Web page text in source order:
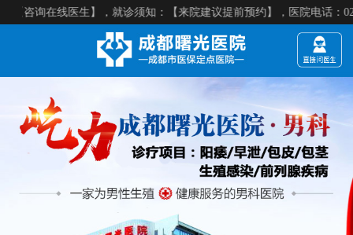
询在线医生】，就诊须知：【来院建议提前预约】，医院电话：028-